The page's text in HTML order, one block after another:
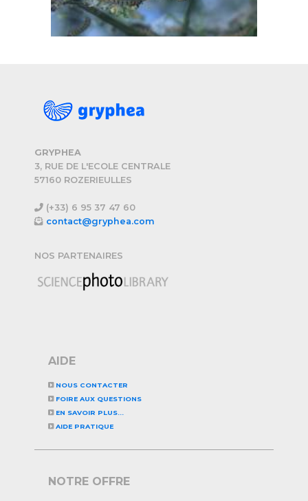
GRYPHEA
3, RUE DE L'ECOLE CENTRALE
57160 ROZERIEULLES
(+33) 6 95 37 47 60
contact@gryphea.com
NOS PARTENAIRES
AIDE
NOUS CONTACTER
FOIRE AUX QUESTIONS
EN SAVOIR PLUS...
AIDE PRATIQUE
NOTRE OFFRE